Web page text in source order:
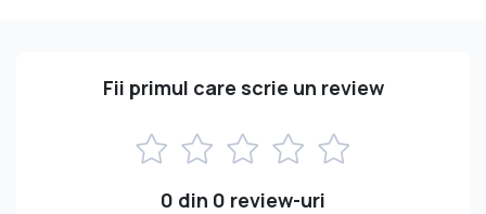
Fii primul care scrie un review
0 din 0 review-uri